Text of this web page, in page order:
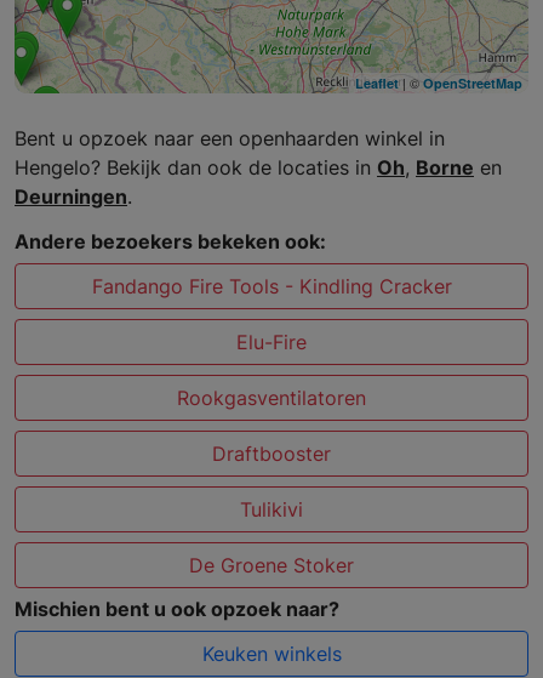
Leaflet| © OpenStreetMap
Bent u opzoek naar een openhaarden winkel in
Hengelo? Bekijk dan ook de locaties in Oh, Borne en
Deurningen.
Andere bezoekers bekeken ook:
Fandango Fire Tools - Kindling Cracker
Elu-Fire
Rookgasventilatoren
Draftbooster
Tulikivi
De Groene Stoker
Mischien bent u ook opzoek naar?
Keuken winkels